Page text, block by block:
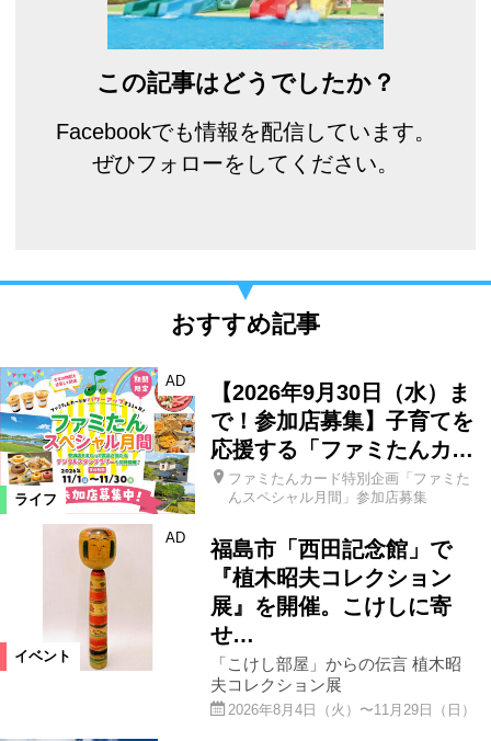
この記事はどうでしたか？
Facebookでも情報を配信しています。
ぜひフォローをしてください。
おすすめ記事
ライフ
AD
【2026年9月30日（水）ま
で！参加店募集】子育てを
応援する「ファミたんカ…
ファミたんカード特別企画「ファミた
んスペシャル月間」参加店募集
イベント
AD
福島市「西田記念館」で
『植木昭夫コレクション
展』を開催。こけしに寄
せ…
「こけし部屋」からの伝言 植木昭
夫コレクション展
2026年8月4日（火）〜11月29日（日）